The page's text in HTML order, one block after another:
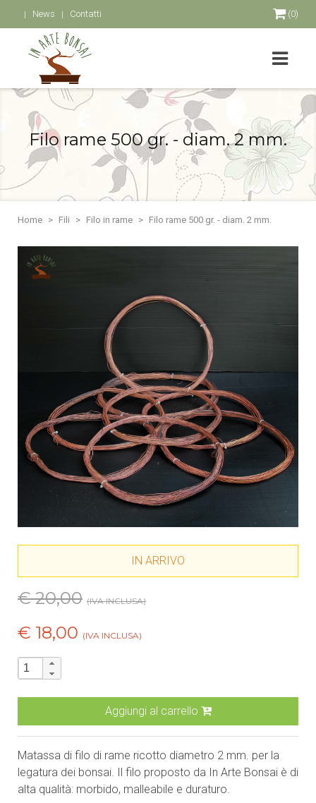
News Contatti (0)
Filo rame 500 gr. - diam. 2 mm.
Home Fili Filo in rame Filo rame 500 gr. - diam. 2 mm.
IN ARRIVO
€ 20,00 (IVA INCLUSA)
€ 18,00 (IVA INCLUSA)
Aggiungi al carrello
Matassa di filo di rame ricotto diametro 2 mm. per la
legatura dei bonsai. Il filo proposto da In Arte Bonsai è di
alta qualità: morbido, malleabile e duraturo.